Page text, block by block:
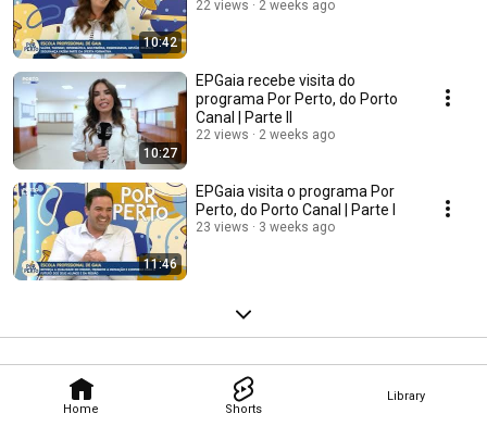
Home Shorts
Library
10:42
22 views 2 weeks ago
10:27
EPGaia recebe visita do
programa Por Perto, do Porto
Canal | Parte II
22 views 2 weeks ago
11:46
EPGaia visita o programa Por
Perto, do Porto Canal | Parte I
23 views 3 weeks ago